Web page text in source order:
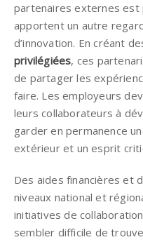
partenaires externes est
apportent un autre
d’innovation. En créant
privilégiées, ces
de partager les
faire. Les employeurs
leurs collaborateurs à
garder en permanence
extérieur et un esprit
Des aides financières et
niveaux national et
initiatives de
sembler difficile de